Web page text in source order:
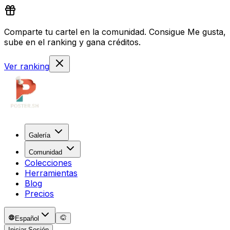
Comparte tu cartel en la comunidad. Consigue Me gusta,
sube en el ranking y gana créditos.
Ver ranking
Galería
Comunidad
Colecciones
Herramientas
Blog
Precios
Español